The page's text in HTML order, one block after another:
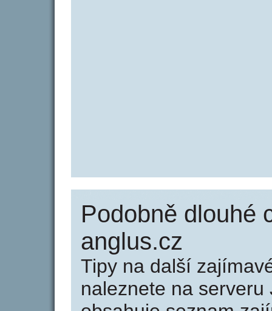
Podobně dlouhé
anglus.cz
Tipy na další
naleznete na serveru